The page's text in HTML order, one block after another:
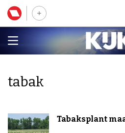
tabak
Tabaksplant